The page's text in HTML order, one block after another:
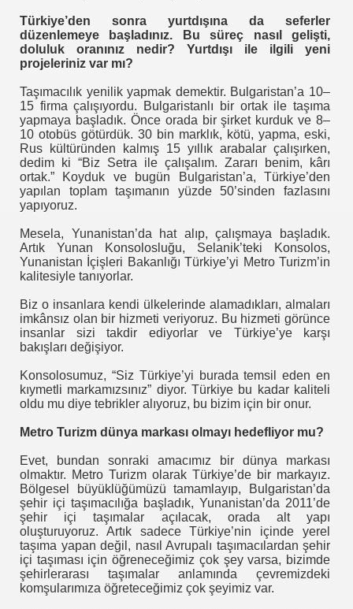
Türkiye’den sonra yurtdışına da seferler
düzenlemeye başladınız. Bu süreç nasıl gelişti,
doluluk oranınız nedir? Yurtdışı ile ilgili yeni
projeleriniz var mı?
Taşımacılık yenilik yapmak demektir. Bulgaristan’a 10–
15 firma çalışıyordu. Bulgaristanlı bir ortak ile taşıma
yapmaya başladık. Önce orada bir şirket kurduk ve 8–
10 otobüs götürdük. 30 bin marklık, kötü, yapma, eski,
Rus kültüründen kalmış 15 yıllık arabalar çalışırken,
dedim ki “Biz Setra ile çalışalım. Zararı benim, kârı
ortak.” Koyduk ve bugün Bulgaristan’a, Türkiye’den
yapılan toplam taşımanın yüzde 50’sinden fazlasını
yapıyoruz.
Mesela, Yunanistan’da hat alıp, çalışmaya başladık.
Artık Yunan Konsolosluğu, Selanik’teki Konsolos,
Yunanistan İçişleri Bakanlığı Türkiye’yi Metro Turizm’in
kalitesiyle tanıyorlar.
Biz o insanlara kendi ülkelerinde alamadıkları, almaları
imkânsız olan bir hizmeti veriyoruz. Bu hizmeti görünce
insanlar sizi takdir ediyorlar ve Türkiye’ye karşı
bakışları değişiyor.
Konsolosumuz, “Siz Türkiye’yi burada temsil eden en
kıymetli markamızsınız” diyor. Türkiye bu kadar kaliteli
oldu mu diye tebrikler alıyoruz, bu bizim için bir onur.
Metro Turizm dünya markası olmayı hedefliyor mu?
Evet, bundan sonraki amacımız bir dünya markası
olmaktır. Metro Turizm olarak Türkiye’de bir markayız.
Bölgesel büyüklüğümüzü tamamlayıp, Bulgaristan’da
şehir içi taşımacılığa başladık, Yunanistan’da 2011’de
şehir içi taşımalar açılacak, orada alt yapı
oluşturuyoruz. Artık sadece Türkiye’nin içinde yerel
taşıma yapan değil, nasıl Avrupalı taşımacılardan şehir
içi taşıması için öğreneceğimiz çok şey varsa, bizimde
şehirlerarası taşımalar anlamında çevremizdeki
komşularımıza öğreteceğimiz çok şeyimiz var.
ERDOĞAN Makalesi
Taşıyor